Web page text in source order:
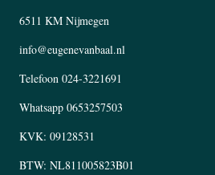
6511 KM Nijmegen
info@eugenevanbaal.nl
Telefoon 024-3221691
Whatsapp 0653257503
KVK: 09128531
BTW: NL811005823B01